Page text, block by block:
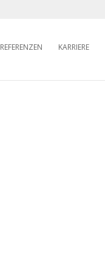
REFERENZEN KARRIERE